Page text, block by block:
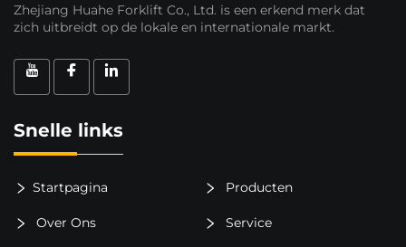
Zhejiang Huahe Forklift Co., Ltd. is een erkend merk dat
zich uitbreidt op de lokale en internationale markt.
Snelle links
Startpagina Producten
Over Ons Service